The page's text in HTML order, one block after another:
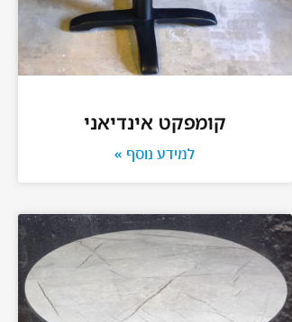
קומפקט אינדיאני
למידע נוסף »